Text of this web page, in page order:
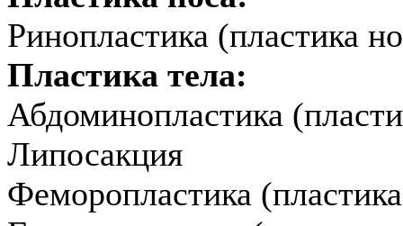
Ринопластика (пластика
Пластика тела:
Абдоминопластика
Липосакция
Феморопластика